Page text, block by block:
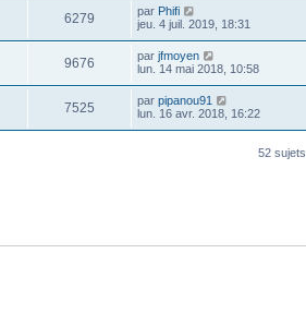
6279 par Phifi
jeu. 4 juil. 2019, 18:31
9676 par jfmoyen
lun. 14 mai 2018, 10:58
7525 par pipanou91
lun. 16 avr. 2018, 16:22
52 sujets